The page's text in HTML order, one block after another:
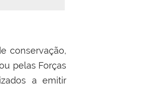
conservação,
pelas Forças
a emitir